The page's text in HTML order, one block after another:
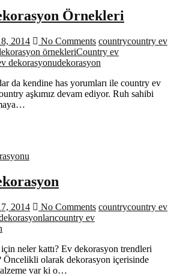
Örnekleri
2014 No Comments countrycountry ev
örnekleriCountry ev
dekorasyonudekorasyon
da kendine has yorumları ile country ev
aşkımız devam ediyor. Ruh sahibi
2014 No Comments countrycountry ev
country ev
neler kattı? Ev dekorasyon trendleri
Öncelikli olarak dekorasyon içerisinde
var ki o…